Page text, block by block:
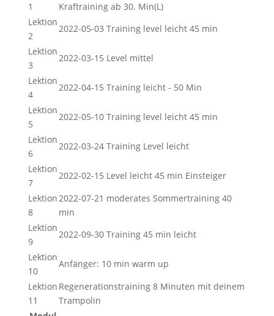
1
Kraftraining ab 30. Min(L)
Lektion
2
2022-05-03 Training level leicht 45 min
Lektion
3
2022-03-15 Level mittel
Lektion
4
2022-04-15 Training leicht - 50 Min
Lektion
5
2022-05-10 Training level leicht 45 min
Lektion
6
2022-03-24 Training Level leicht
Lektion
7
2022-02-15 Level leicht 45 min Einsteiger
Lektion
8
2022-07-21 moderates Sommertraining 40
min
Lektion
9
2022-09-30 Training 45 min leicht
Lektion
10
Anfänger: 10 min warm up
Lektion
11
Regenerationstraining 8 Minuten mit deinem
Trampolin